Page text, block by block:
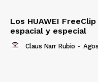
Los HUAWEI
espacial y especial
Claus Narr Rubio -